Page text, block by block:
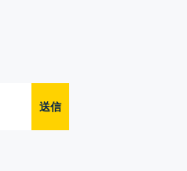
送信